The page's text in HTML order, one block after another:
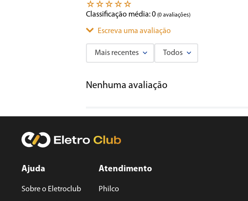
☆ ☆ ☆ ☆ ☆
Classificação média: 0 (0 avaliações)
Escreva uma avaliação
Título
★★
Mais recentes Todos
Nenhuma avaliação
Ajuda
Sobre o Eletroclub
Atendimento
Philco